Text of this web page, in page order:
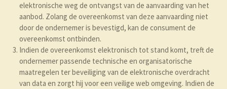
elektronische weg de ontvangst van de aanvaarding van het
aanbod. Zolang de overeenkomst van deze aanvaarding niet
door de ondernemer is bevestigd, kan de consument de
overeenkomst ontbinden.
Indien de overeenkomst elektronisch tot stand komt, treft de
ondernemer passende technische en organisatorische
maatregelen ter beveiliging van de elektronische overdracht
van data en zorgt hij voor een veilige web omgeving. Indien de